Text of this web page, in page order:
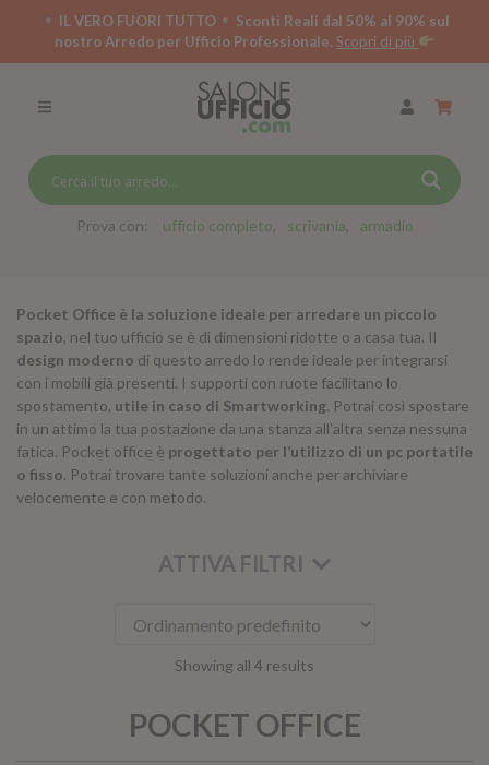
IL VERO FUORI TUTTO
Sconti Reali dal 50% al 90% sul
nostro Arredo per Ufficio Professionale. Scopri di più
Prova con: ufficio completo scrivania armadio
SWING 7020 –
SCRIVANIE SPECIAL DESK
CASSETTIERE
ARMADI
RECEPTION
TAVOLI RIUNIONE
ACCESSORI
Pocket Office è la soluzione ideale per arredare un piccolo
spazio, nel tuo ufficio se è di dimensioni ridotte o a casa tua. Il
design moderno di questo arredo lo rende ideale per integrarsi
con i mobili già presenti. I supporti con ruote facilitano lo
spostamento, utile in caso di Smartworking. Potrai così spostare
in un attimo la tua postazione da una stanza all’altra senza nessuna
fatica. Pocket office è progettato per l’utilizzo di un pc portatile
o fisso. Potrai trovare tante soluzioni anche per archiviare
velocemente e con metodo.
POCKET OFFICE
Showing all 4 results
ATTIVA FILTRI